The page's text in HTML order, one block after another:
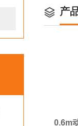
产
0.6m